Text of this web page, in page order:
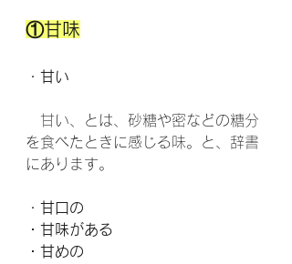
①甘味
・ 甘い
甘い、とは、砂糖や密などの糖分
を食べたときに感じる味。と、辞書
にあります。
・ 甘口の
・甘味がある
・甘めの